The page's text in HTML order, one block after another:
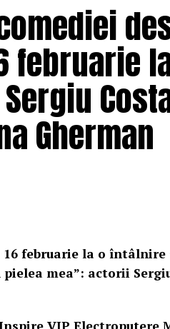
februarie
Gherman
februarie la o întâlnire
mea”: actorii